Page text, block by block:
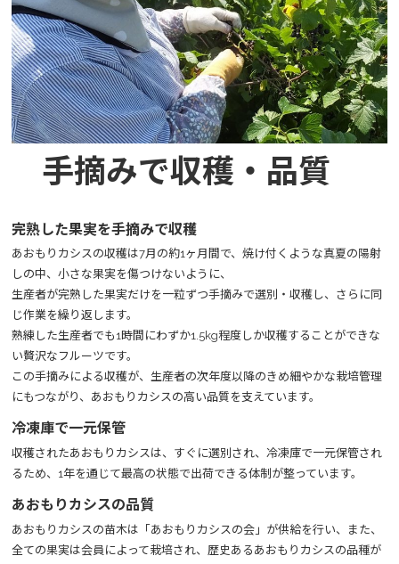
手摘みで収穫・品質
完熟した果実を手摘みで収穫
あおもりカシスの収穫は7月の約1ヶ月間で、焼け付くような真夏の陽射
しの中、小さな果実を傷つけないように、
生産者が​完熟した果実だけを一粒ずつ手摘みで選別・収穫し、さらに同
じ作業を繰り返します。
熟練した生産者でも1時間にわずか1.5kg程度しか収穫することができな
い贅沢なフルーツです。
この手摘みによる収穫が、生産者の次年度以降のきめ細やかな栽培管理
にもつながり、あおもりカシスの高い品質を支えています。
冷凍庫で一元保管
収穫されたあおもりカシスは、すぐに選別され、冷凍庫で一元保管され
るため、1年を通じて最高の状態で出荷できる体制が整っています。
あおもりカシスの品質
あおもりカシスの苗木は「あおもりカシスの会」が供給を行い、また、
全ての果実は会員によって栽培され、歴史あるあおもりカシスの品種が